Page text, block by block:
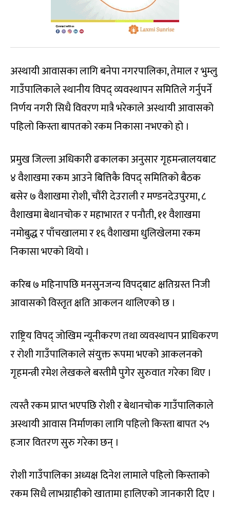
अस्थायी आवासका लागि बनेपा नगरपालिका, तेमाल र भुम्लु
गाउँपालिकाले स्थानीय विपद् व्यवस्थापन समितिले गर्नुपर्ने
निर्णय नगरी सिधै विवरण मात्रै भरेकाले अस्थायी आवासको
पहिलो किस्ता बापतको रकम निकासा नभएको हो ।
प्रमुख जिल्ला अधिकारी ढकालका अनुसार गृहमन्त्रालयबाट
४ वैशाखमा रकम आउने बित्तिकै विपद् समितिको बैठक
बसेर ७ वैशाखमा रोशी, चौंरी देउराली र मण्डनदेउपुरमा, ८
वैशाखमा बेथानचोक र महाभारत र पनौती, ११ वैशाखमा
नमोबुद्ध र पाँचखालमा र १६ वैशाखमा धुलिखेलमा रकम
निकासा भएको थियो ।
करिब ७ महिनापछि मनसुनजन्य विपद्‌बाट क्षतिग्रस्त निजी
आवासको विस्तृत क्षति आकलन थालिएको छ ।
राष्ट्रिय विपद् जोखिम न्यूनीकरण तथा व्यवस्थापन प्राधिकरण
र रोशी गाउँपालिकाले संयुक्त रूपमा भएको आकलनको
गृहमन्त्री रमेश लेखकले बस्तीमै पुगेर सुरुवात गरेका थिए ।
त्यस्तै रकम प्राप्त भएपछि रोशी र बेथानचोक गाउँपालिकाले
अस्थायी आवास निर्माणका लागि पहिलो किस्ता बापत २५
हजार वितरण सुरु गरेका छन् ।
रोशी गाउँपालिका अध्यक्ष दिनेश लामाले पहिलो किस्ताको
रकम सिधै लाभग्राहीको खातामा हालिएको जानकारी दिए ।